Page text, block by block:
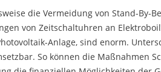
die Vermeidung von Stand-By-
von Zeitschaltuhren an
Anlage, sind enorm.
So können die Maßnahmen